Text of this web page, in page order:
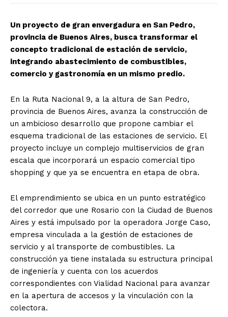
Un proyecto de gran envergadura en San Pedro,
provincia de Buenos Aires, busca transformar el
concepto tradicional de estación de servicio,
integrando abastecimiento de combustibles,
comercio y gastronomía en un mismo predio.
En la Ruta Nacional 9, a la altura de San Pedro,
provincia de Buenos Aires, avanza la construcción de
un ambicioso desarrollo que propone cambiar el
esquema tradicional de las estaciones de servicio. El
proyecto incluye un complejo multiservicios de gran
escala que incorporará un espacio comercial tipo
shopping y que ya se encuentra en etapa de obra.
El emprendimiento se ubica en un punto estratégico
del corredor que une Rosario con la Ciudad de Buenos
Aires y está impulsado por la operadora Jorge Caso,
empresa vinculada a la gestión de estaciones de
servicio y al transporte de combustibles. La
construcción ya tiene instalada su estructura principal
de ingeniería y cuenta con los acuerdos
correspondientes con Vialidad Nacional para avanzar
en la apertura de accesos y la vinculación con la
colectora.